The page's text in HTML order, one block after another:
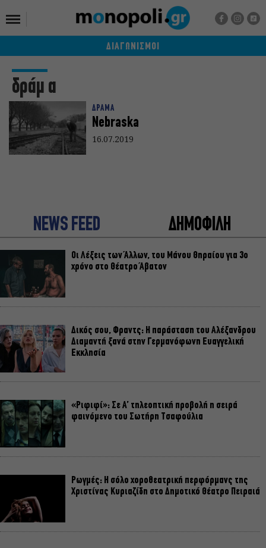
ΔΙΑΓΩΝΙΣΜΟΙ
δράμ α
ΔΡΑΜΑ
Nebraska
16.07.2019
NEWS FEED ΔΗΜΟΦΙΛΗ
Οι Λέξεις των Άλλων, του Μάνου Θηραίου για 3ο
χρόνο στο Θέατρο Άβατον
Δικός σου, Φραντς: Η παράσταση του Αλέξανδρου
Διαμαντή ξανά στην Γερμανόφωνη Ευαγγελική
Εκκλησία
«Ριφιφί»: Σε Α’ τηλεοπτική προβολή η σειρά
φαινόμενο του Σωτήρη Τσαφούλια
Ρωγμές: Η σόλο χοροθεατρική περφόρμανς της
Χριστίνας Κυριαζίδη στο Δημοτικό Θέατρο Πειραιά